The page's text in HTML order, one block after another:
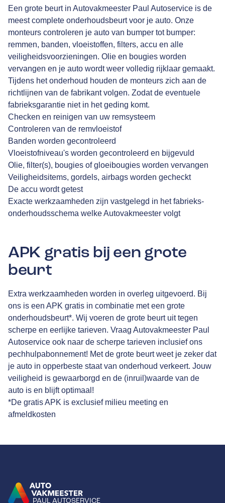
Een grote beurt in Autovakmeester Paul Autoservice is de
meest complete onderhoudsbeurt voor je auto. Onze
monteurs controleren je auto van bumper tot bumper:
remmen, banden, vloeistoffen, filters, accu en alle
veiligheidsvoorzieningen. Olie en bougies worden
vervangen en je auto wordt weer volledig rijklaar gemaakt.
Tijdens het onderhoud houden de monteurs zich aan de
richtlijnen van de fabrikant volgen. Zodat de eventuele
fabrieksgarantie niet in het geding komt.
Checken en reinigen van uw remsysteem
Controleren van de remvloeistof
Banden worden gecontroleerd
Vloeistofniveau's worden gecontroleerd en bijgevuld
Olie, filter(s), bougies of gloeibougies worden vervangen
Veiligheidsitems, gordels, airbags worden gecheckt
De accu wordt getest
Exacte werkzaamheden zijn vastgelegd in het fabrieks-
onderhoudsschema welke Autovakmeester volgt
APK gratis bij een grote
beurt
Extra werkzaamheden worden in overleg uitgevoerd. Bij
ons is een APK gratis in combinatie met een grote
onderhoudsbeurt*. Wij voeren de grote beurt uit tegen
scherpe en eerlijke tarieven. Vraag Autovakmeester Paul
Autoservice ook naar de scherpe tarieven inclusief ons
pechhulpabonnement! Met de grote beurt weet je zeker dat
je auto in opperbeste staat van onderhoud verkeert. Jouw
veiligheid is gewaarborgd en de (inruil)waarde van de
auto is en blijft optimaal!
*De gratis APK is exclusief milieu meeting en
afmeldkosten
PAUL AUTOSERVICE